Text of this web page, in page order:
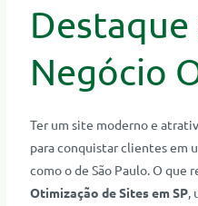
Destaque
Negócio
Ter um site moderno e
para conquistar clientes em
como o de São Paulo. O que
Otimização de Sites em SP,